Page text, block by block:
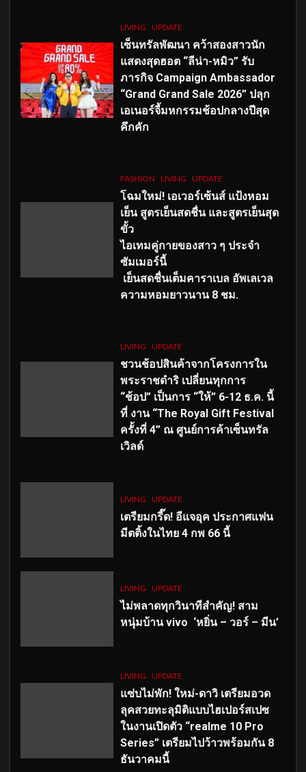
LIVING UPDATE
เซ็นทรัลพัฒนา คว้าสองสาวนัก
แสดงสุดฮอต “ลีน่า-หมิว” รับ
ภารกิจ Campaign Ambassador
“Grand Grand Sale 2026” ปลุก
เอเนอร์จี้มหกรรมช้อปกลางปีสุด
คึกคัก
FASHION LIVING UPDATE
โฉมใหม่! เอเวอร์เซ้นส์ แป้งหอม
เย็น สูตรเย็นสดชื่น และสูตรเย็นสุด
ขั้ว
ไอเทมคู่กายของสาว ๆ ประจำ
ซัมเมอร์นี้
เย็นสดชื่นเต็มคาราเบล อัพเลเวล
ความหอมยาวนาน 8 ชม.
LIVING UPDATE
ชวนช้อปสินค้าจากโครงการใน
พระราชดำริ เปลี่ยนทุกการ
“ช้อป” เป็นการ “ให้” 6-12 ธ.ค. นี้
ที่ งาน “The Royal Gift Festival
ครั้งที่ 4” ณ ศูนย์การค้าเซ็นทรัล
เวิลด์
LIVING UPDATE
เตรียมกรี๊ด! อีแจอุค ประกาศแฟน
มีตติ้งในไทย 4 กพ 66 นี้
LIVING UPDATE
ไม่พลาดทุกวินาทีสำคัญ! สาม
หนุ่มบ้าน vivo ‘หยิ่น – วอร์ – มีน’
LIVING UPDATE
แซ่บไม่พัก! ใหม่-ดาวิ เตรียมอวด
ลุคสวยทะลุมิติแบบไฮเปอร์สเปซ
ในงานเปิดตัว “realme 10 Pro
Series” เตรียมไปว้าวพร้อมกัน 8
ธันวาคมนี้